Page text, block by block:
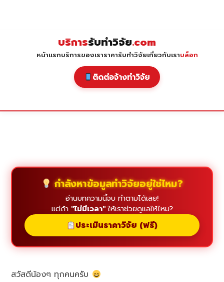
บริการรับทำวิจัย.com
หน้าแรกบริการของเราราคารับทำวิจัยเกี่ยวกับเราบล็อก
ติดต่อจ้างทำวิจัย
กำลังหาข้อมูลทำวิจัยอยู่ใช่ไหม?
อ่านบทความนี้จบ ทำตามได้เลย!
แต่ถ้า "ไม่มีเวลา"ให้เราช่วยดูแลให้ไหม?
ประเมินราคาวิจัย (ฟรี)
สวัสดีน้องๆ ทุกคนครับ